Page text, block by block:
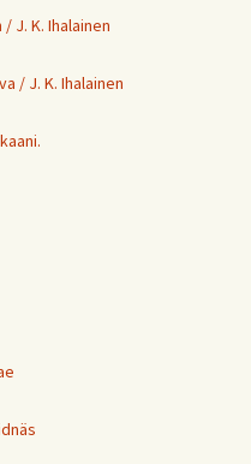
J. K. Ihalainen
/ J. K. Ihalainen